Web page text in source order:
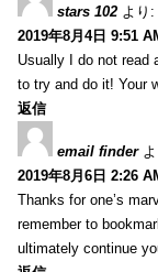
stars 102 より:
2019年8月4日 9:51
Usually I do not read
to try and do it! Your
返信
email finder
2019年8月6日 2:26
Thanks for one’s
remember to
ultimately continue